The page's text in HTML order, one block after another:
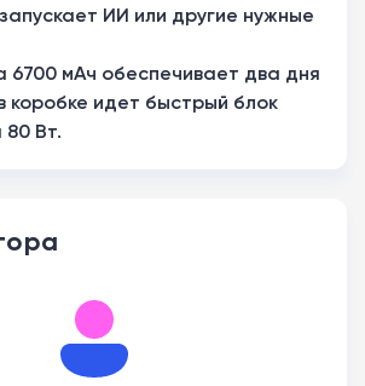
ИИ или другие нужные
6700 мАч обеспечивает два дня
коробке идет быстрый блок
80 Вт.